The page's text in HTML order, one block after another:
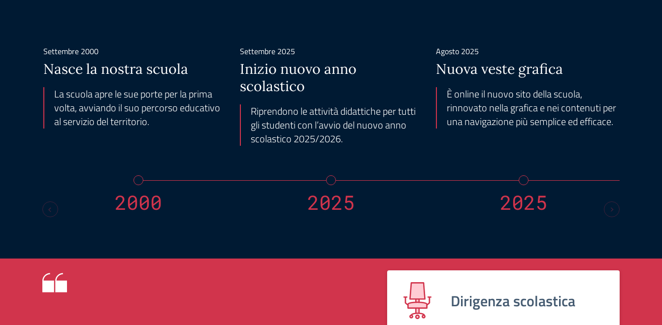
Settembre 2000
Nasce la nostra scuola
La scuola apre le sue porte per la prima
volta, avviando il suo percorso educativo
al servizio del territorio.
Settembre 2025
Inizio nuovo anno
scolastico
Riprendono le attività didattiche per tutti
gli studenti con l’avvio del nuovo anno
scolastico 2025/2026.
Agosto 2025
Nuova veste grafica
È online il nuovo sito della scuola,
rinnovato nella grafica e nei contenuti per
una navigazione più semplice ed efficace.
2000 2025 2025
Dirigenza scolastica